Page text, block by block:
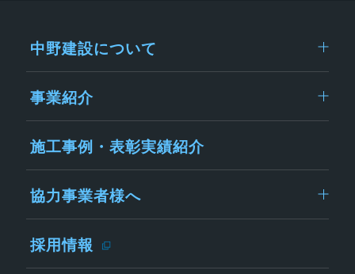
中野建設について
事業紹介
施工事例・表彰実績紹介
協力事業者様へ
採用情報